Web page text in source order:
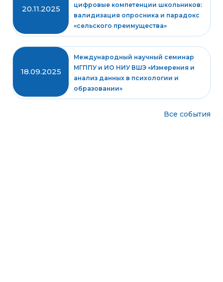
20.11.2025
цифровые компетенции школьников:
валидизация опросника и парадокс
«сельского преимущества»
18.09.2025
Международный научный семинар
МГППУ и ИО НИУ ВШЭ «Измерения и
анализ данных в психологии и
образовании»
Все события